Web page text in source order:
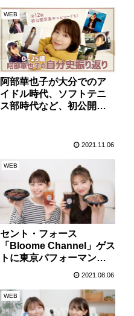
WEB
阿部華也子が大分でのア
イドル時代、ソフトテニ
ス部時代など、初公開の
2021.11.06
WEB
セント・フォース
「Bloome Channel」ゲス
トに東京パフォーマンス
ドール・上西星来を迎え
2021.08.06
WEB